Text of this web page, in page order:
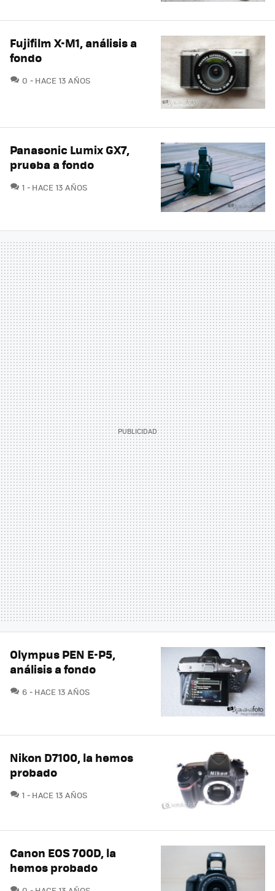
Fujifilm X-M1, análisis a
fondo
0 COMENTARIOS
HACE 13 AÑOS
Panasonic Lumix GX7,
prueba a fondo
1 COMENTARIOS
HACE 13 AÑOS
Olympus PEN E-P5,
análisis a fondo
6 COMENTARIOS
HACE 13 AÑOS
Nikon D7100, la hemos
probado
1 COMENTARIOS
HACE 13 AÑOS
Canon EOS 700D, la
hemos probado
COMENTARIOS